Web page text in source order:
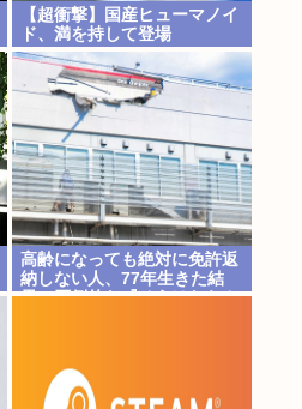
【超衝撃】国産ヒューマノイ
ド、満を持して登場
高齢になっても絶対に免許返
納しない人、77年生きた結
果、圧倒的な『そうはならん